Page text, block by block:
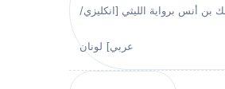
بن أنس برواية الليثي [انكليزي/
عربي] لونان